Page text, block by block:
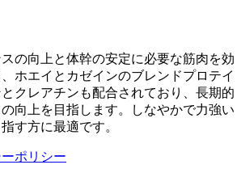
の向上と体幹の安定に必要な筋肉を効
ホエイとカゼインのブレンドプロテイ
クレアチンも配合されており、長期的
向上を目指します。しなやかで力強い
す方に最適です。
ポリシー